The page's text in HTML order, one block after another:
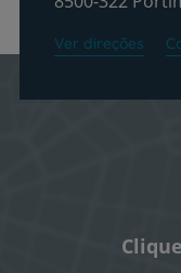
Ver direções